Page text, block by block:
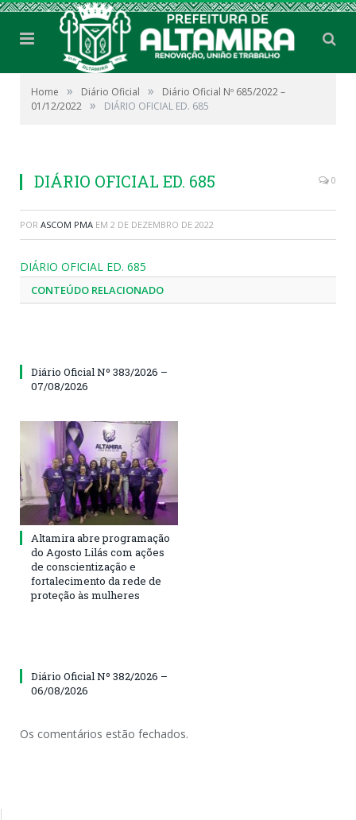
Home » Diário Oficial »
Diário Oficial Nº 685/2022 –
01/12/2022 » DIÁRIO OFICIAL ED. 685
DIÁRIO OFICIAL ED. 685 0
POR ASCOM PMA EM 2 DE DEZEMBRO DE 2022
DIÁRIO OFICIAL ED. 685
CONTEÚDO RELACIONADO
Diário Oficial Nº 383/2026 –
07/08/2026
Altamira abre programação
do Agosto Lilás com ações
de conscientização e
fortalecimento da rede de
proteção às mulheres
Diário Oficial Nº 382/2026 –
06/08/2026
Os comentários estão fechados.